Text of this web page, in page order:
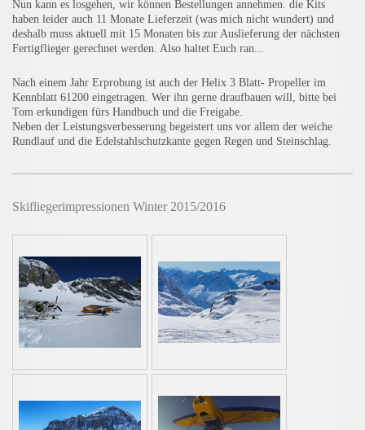
Nun kann es losgehen, wir können Bestellungen annehmen. die Kits
haben leider auch 11 Monate Lieferzeit (was mich nicht wundert) und
deshalb muss aktuell mit 15 Monaten bis zur Auslieferung der nächsten
Fertigflieger gerechnet werden. Also haltet Euch ran...
Nach einem Jahr Erprobung ist auch der Helix 3 Blatt- Propeller im
Kennblatt 61200 eingetragen. Wer ihn gerne draufbauen will, bitte bei
Tom erkundigen fürs Handbuch und die Freigabe.
Neben der Leistungsverbesserung begeistert uns vor allem der weiche
Rundlauf und die Edelstahlschutzkante gegen Regen und Steinschlag.
Skifliegerimpressionen Winter 2015/2016